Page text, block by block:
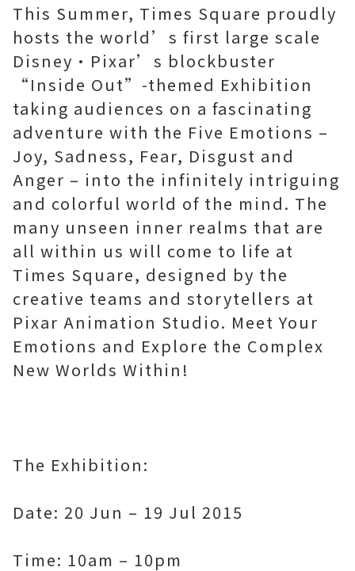
This Summer, Times Square proudly
hosts the world’s first large scale
Disney•Pixar’s blockbuster
“Inside Out”-themed Exhibition
taking audiences on a fascinating
adventure with the Five Emotions –
Joy, Sadness, Fear, Disgust and
Anger – into the infinitely intriguing
and colorful world of the mind. The
many unseen inner realms that are
all within us will come to life at
Times Square, designed by the
creative teams and storytellers at
Pixar Animation Studio. Meet Your
Emotions and Explore the Complex
New Worlds Within!
The Exhibition:
Date: 20 Jun – 19 Jul 2015
Time: 10am – 10pm